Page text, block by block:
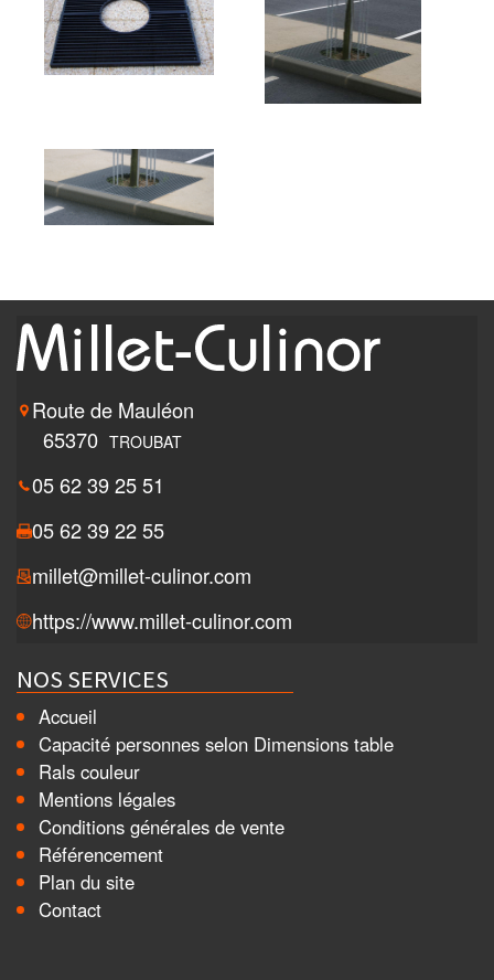
Route de Mauléon
65370 TROUBAT
05 62 39 25 51
05 62 39 22 55
millet@millet-culinor.com
https://www.millet-culinor.com
NOS SERVICES
Accueil
Capacité personnes selon Dimensions table
Rals couleur
Mentions légales
Conditions générales de vente
Référencement
Plan du site
Contact